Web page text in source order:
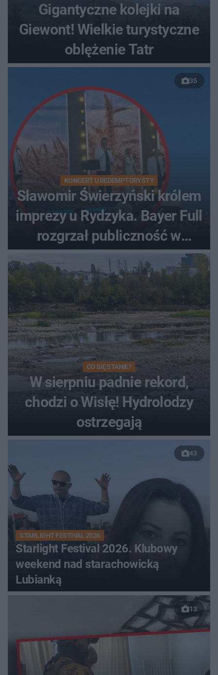
Gigantyczne kolejki na
Giewont! Wielkie turystyczne
oblężenie Tatr
35
KONCERT U REDEMPTORYSTY
Sławomir Świerzyński królem
imprezy u Rydzyka. Bayer Full
rozgrzał publiczność w
Toruniu
CO SIĘ STANIE?
W sierpniu padnie rekord,
chodzi o Wisłę! Hydrolodzy
ostrzegają
43
STARLIGHT FESTIVAL 2026
Starlight Festival 2026. Klubowy
weekend nad starachowicką
Lubianką
13